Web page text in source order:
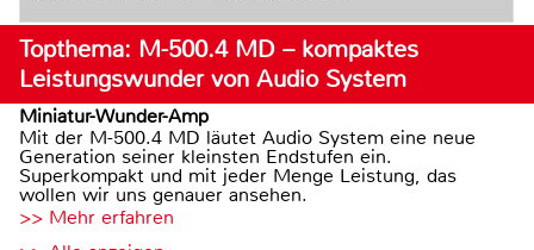
Topthema: M-500.4 MD – kompaktes
Leistungswunder von Audio System
Miniatur-Wunder-Amp
Mit der M-500.4 MD läutet Audio System eine neue
Generation seiner kleinsten Endstufen ein.
Superkompakt und mit jeder Menge Leistung, das
wollen wir uns genauer ansehen.
>> Mehr erfahren